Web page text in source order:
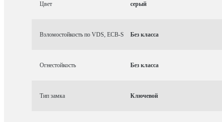
Цвет серый
Взломостойкость по VDS, ECB-S Без класса
Огнестойкость Без класса
Тип замка Ключевой